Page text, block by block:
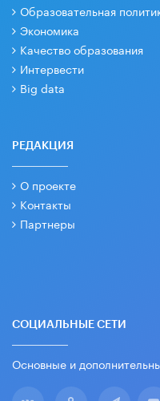
Образовательная
Экономика
Качество образования
Интервести
Big data
РЕДАКЦИЯ
О проекте
Контакты
Партнеры
СОЦИАЛЬНЫЕ СЕТИ
Основные и